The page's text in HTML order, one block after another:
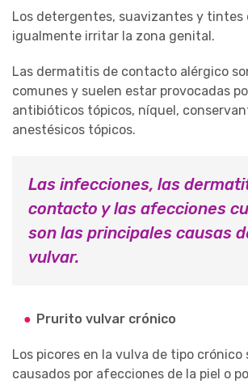
Los detergentes, suavizantes y tintes
igualmente irritar la zona genital.
Las dermatitis de contacto alérgico
comunes y suelen estar provocadas
antibióticos tópicos, níquel,
anestésicos tópicos.
Las infecciones, las
contacto y las afecciones
son las principales causas
vulvar.
Prurito vulvar crónico
Los picores en la vulva de tipo crónico
causados por afecciones de la piel o